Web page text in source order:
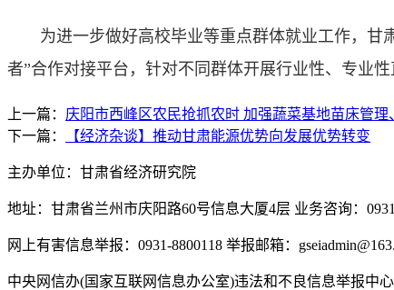
为进一步做好高校毕业等重点群体就业工作，甘
者”合作对接平台，针对不同群体开展行业性、专业
上一篇： 庆阳市西峰区农民抢抓农时 加强蔬菜基地苗床管理
下一篇：
【经济杂谈】推动甘肃能源优势向发展优势转变
主办单位：甘肃省经济研究院
地址：甘肃省兰州市庆阳路60号信息大厦4层 业务咨询：
网上有害信息举报：0931-8800118 举报邮箱：
中央网信办(国家互联网信息办公室)违法和不良信息举报中心